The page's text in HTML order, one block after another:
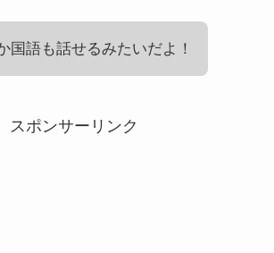
国語も話せるみたいだよ！
スポンサーリンク